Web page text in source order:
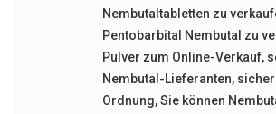
Nembutaltabletten zu
Pentobarbital Nembutal zu
Pulver zum Online-Verkauf,
Nembutal-Lieferanten,
Ordnung,Sie können